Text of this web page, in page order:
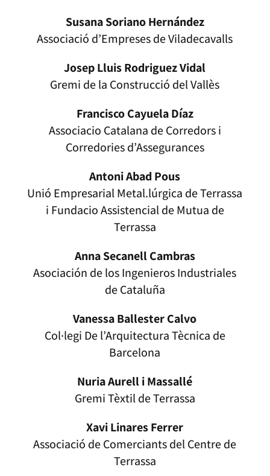
Susana Soriano Hernández
Associació d’Empreses de Viladecavalls
Josep Lluis Rodriguez Vidal
Gremi de la Construcció del Vallès
Francisco Cayuela Díaz
Associacio Catalana de Corredors i
Corredories d’Assegurances
Antoni Abad Pous
Unió Empresarial Metal.lúrgica de Terrassa
i Fundacio Assistencial de Mutua de
Terrassa
Anna Secanell Cambras
Asociación de los Ingenieros Industriales
de Cataluña
Vanessa Ballester Calvo
Col·legi De l’Arquitectura Tècnica de
Barcelona
Nuria Aurell i Massallé
Gremi Tèxtil de Terrassa
Xavi Linares Ferrer
Associació de Comerciants del Centre de
Terrassa